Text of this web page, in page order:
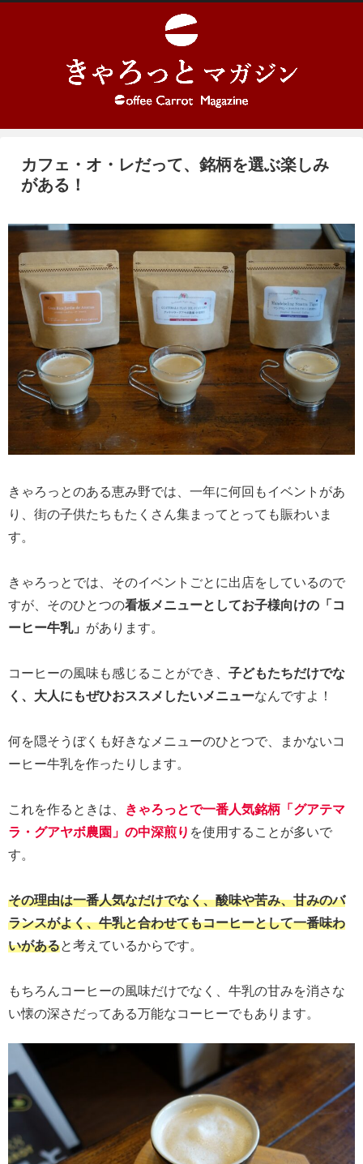
カフェ・オ・レだって、銘柄を選ぶ楽しみ
がある！
きゃろっとのある恵み野では、一年に何回もイベントがあ
り、街の子供たちもたくさん集まってとっても賑わいま
す。
きゃろっとでは、そのイベントごとに出店をしているので
すが、そのひとつの看板メニューとしてお子様向けの「コ
ーヒー牛乳」 があります。
コーヒーの風味も感じることができ、 子どもたちだけでな
く、大人にもぜひおススメしたいメニューなんですよ！
何を隠そうぼくも好きなメニューのひとつで、まかないコ
ーヒー牛乳を作ったりします。
これを作るときは、
きゃろっとで一番人気銘柄「グアテマ
ラ・グアヤボ農園」の中深煎り を使用することが多いで
す。
その理由は一番人気なだけでなく、酸味や苦み、甘みのバ
ランスがよく、牛乳と合わせてもコーヒーとして一番味わ
いがあると考えているからです。
もちろんコーヒーの風味だけでなく、牛乳の甘みを消さな
い懐の深さだってある万能なコーヒーでもあります。